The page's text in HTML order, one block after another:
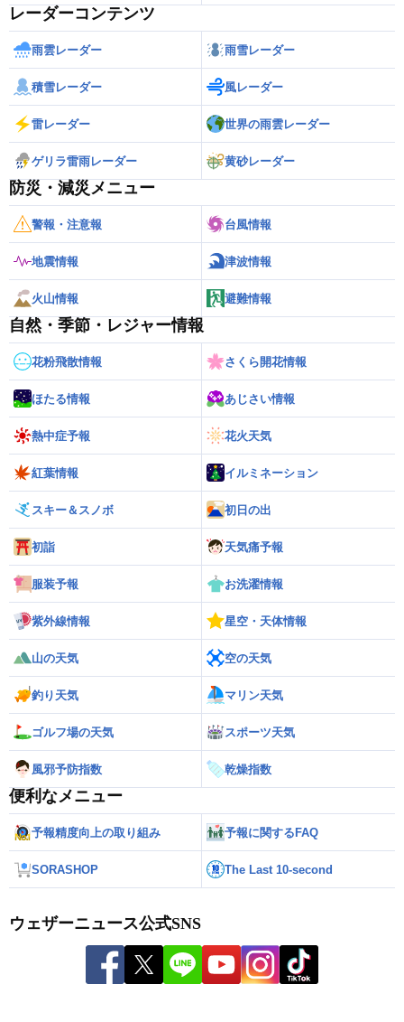
レーダーコンテンツ
雨雲レーダー 雨雪レーダー
積雪レーダー 風レーダー
雷レーダー 世界の雨雲レーダー
ゲリラ雷雨レーダー 黄砂レーダー
防災・減災メニュー
警報・注意報 台風情報
地震情報 津波情報
火山情報 避難情報
自然・季節・レジャー情報
花粉飛散情報 さくら開花情報
ほたる情報 あじさい情報
熱中症予報 花火天気
紅葉情報 イルミネーション
スキー＆スノボ 初日の出
初詣 天気痛予報
服装予報 お洗濯情報
紫外線情報 星空・天体情報
山の天気 空の天気
釣り天気 マリン天気
ゴルフ場の天気 スポーツ天気
風邪予防指数 乾燥指数
便利なメニュー
予報精度向上の取り組み 予報に関するFAQ
SORASHOP The Last 10-second
ウェザーニュース公式SNS